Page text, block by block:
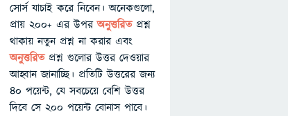
সোর্স যাচাই করে নিবেন। অনেকগুলো,
প্রায় ২০০+ এর উপরঅনুত্তরিতপ্রশ্ন
থাকায় নতুন প্রশ্ন না করার এবং
অনুত্তরিত প্রশ্ন গুলোর উত্তর দেওয়ার
আহ্বান জানাচ্ছি। প্রতিটি উত্তরের জন্য
৪০ পয়েন্ট, যে সবচেয়ে বেশি উত্তর
দিবে সে ২০০ পয়েন্ট বোনাস পাবে।